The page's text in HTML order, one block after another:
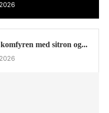
med sitron og...